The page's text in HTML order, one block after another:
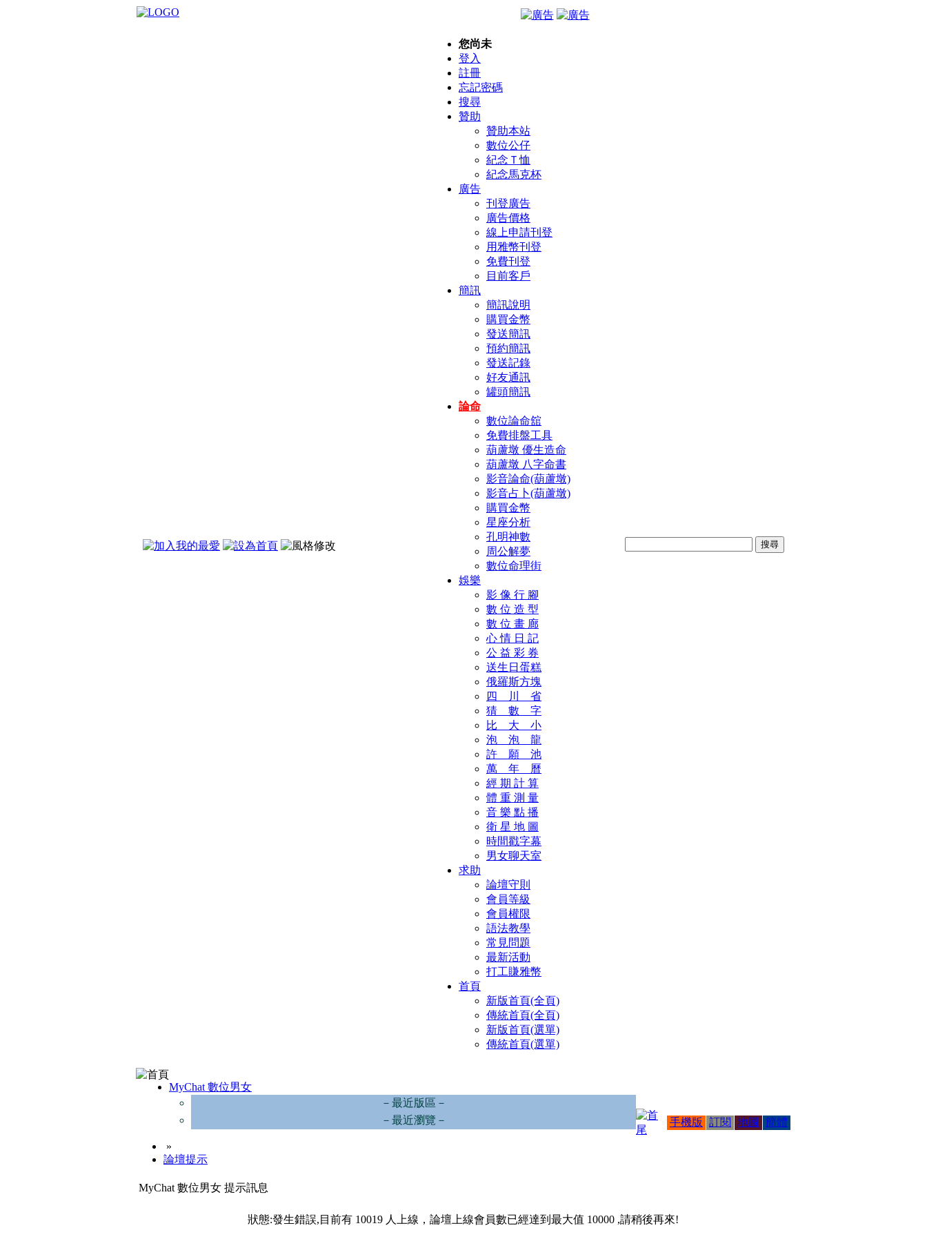
您尚未
登入
註冊
忘記密碼
搜尋
贊助
贊助本站
數位公仔
紀念Ｔ恤
紀念馬克杯
廣告
刊登廣告
廣告價格
線上申請刊登
用雅幣刊登
免費刊登
目前客戶
簡訊
簡訊說明
購買金幣
發送簡訊
預約簡訊
發送記錄
好友通訊
罐頭簡訊
論命
數位論命舘
免費排盤工具
葫蘆墩 優生造命
葫蘆墩 八字命書
影音論命(葫蘆墩)
影音占卜(葫蘆墩)
購買金幣
星座分析
孔明神數
周公解夢
數位命理街
娛樂
影 像 行 腳
數 位 造 型
數 位 畫 廊
心 情 日 記
公 益 彩 券
送生日蛋糕
俄羅斯方塊
四 川 省
猜 數 字
比 大 小
泡 泡 龍
許 願 池
萬 年 曆
經 期 計 算
體 重 測 量
音 樂 點 播
衛 星 地 圖
時間戳字幕
男女聊天室
求助
論壇守則
會員等級
會員權限
語法教學
常見問題
最新活動
打工賺雅幣
首頁
新版首頁(全頁)
傳統首頁(全頁)
新版首頁(選單)
傳統首頁(選單)
MyChat 數位男女
－最近版區－
－最近瀏覽－
»
論壇提示
手機版 訂閱 地圖 簡體
MyChat 數位男女 提示訊息
狀態:發生錯誤,目前有 10019 人上線，論壇上線會員數已經達到最大值 10000 ,請稍後再來!